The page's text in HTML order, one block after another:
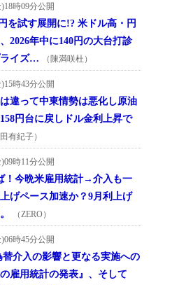
時09分公開
を試す展開に!? 米ドル高・円
2026年中に140円の大台打診
ライズ…
（陳満咲杜）
時43分公開
違って中東情勢は悪化し原油
円台に戻しドル金利上昇で
田有紀子）
時11分公開
！今晩米雇用統計→介入も一
げペース加速か？9月利上げ
（ZERO）
時45分公開
介入の影響と更なる実施への
雇用統計の発表』、そして